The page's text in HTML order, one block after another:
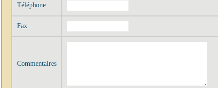
Téléphone
Fax
Commentaires